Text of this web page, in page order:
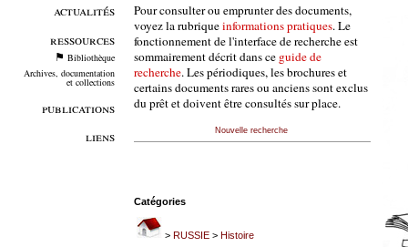
actualités
ressources
Bibliothèque
Archives, documentation
et collections
publications
liens
Pour consulter ou emprunter des documents,
voyez la rubriqueinformations pratiques. Le
fonctionnement de l'interface de recherche est
sommairement décrit dans ce guide de
recherche. Les périodiques, les brochures et
certains documents rares ou anciens sont exclus
du prêt et doivent être consultés sur place.
Nouvelle recherche
Catégories
> RUSSIE> Histoire